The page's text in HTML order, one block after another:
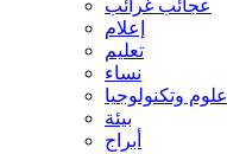
عجائب غرائب
إعلام
تعليم
نساء
علوم وتكنولوجيا
بيئة
أبراج